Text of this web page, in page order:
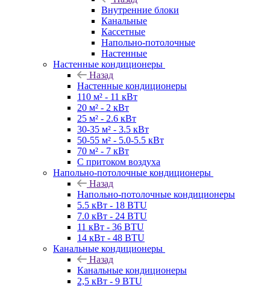
Внутренние блоки
Канальные
Кассетные
Напольно-потолочные
Настенные
Настенные кондиционеры
Назад
Настенные кондиционеры
110 м² - 11 кВт
20 м² - 2 кВт
25 м² - 2.6 кВт
30-35 м² - 3.5 кВт
50-55 м² - 5.0-5.5 кВт
70 м² - 7 кВт
С притоком воздуха
Напольно-потолочные кондиционеры
Назад
Напольно-потолочные кондиционеры
5.5 кВт - 18 BTU
7.0 кВт - 24 BTU
11 кВт - 36 BTU
14 кВт - 48 BTU
Канальные кондиционеры
Назад
Канальные кондиционеры
2,5 кВт - 9 BTU